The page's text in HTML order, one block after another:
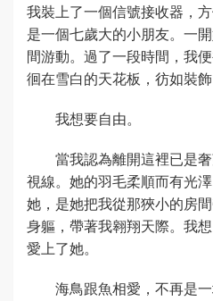
我裝上了一個信號接收器，
是一個七歲大的小朋友。一
間游動。過了一段時間，我
徊在雪白的天花板，彷如裝飾
我想要自由。
當我認為離開這裡已是
視線。她的羽毛柔順而有光
她，是她把我從那狹小的房
身軀，帶著我翱翔天際。我
愛上了她。
海鳥跟魚相愛，不再是一